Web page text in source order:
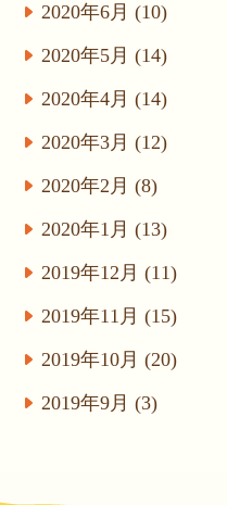
2020年6月 (10)
2020年5月 (14)
2020年4月 (14)
2020年3月 (12)
2020年2月 (8)
2020年1月 (13)
2019年12月 (11)
2019年11月 (15)
2019年10月 (20)
2019年9月 (3)